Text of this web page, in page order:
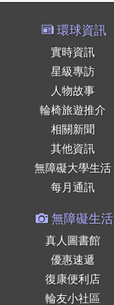
環球資訊
實時資訊
星級專訪
人物故事
輪椅旅遊推介
相關新聞
其他資訊
無障礙大學生活
每月通訊
無障礙生活
真人圖書館
優惠速遞
復康便利店
輪友小社區